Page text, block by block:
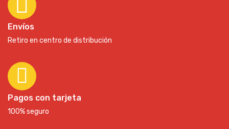
Envíos
Retiro en centro de distribución
Pagos con tarjeta
100% seguro